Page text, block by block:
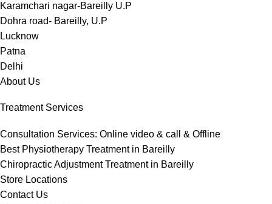
Karamchari nagar-Bareilly U.P
Dohra road- Bareilly, U.P
Lucknow
Patna
Delhi
About Us
Treatment Services
Consultation Services: Online video & call & Offline
Best Physiotherapy Treatment in Bareilly
Chiropractic Adjustment Treatment in Bareilly
Store Locations
Contact Us